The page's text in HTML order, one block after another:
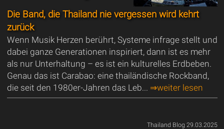
Die Band, die Thailand nie vergessen wird kehrt
zurück
Wenn Musik Herzen berührt, Systeme infrage stellt und
dabei ganze Generationen inspiriert, dann ist es mehr
als nur Unterhaltung – es ist ein kulturelles Erdbeben.
Genau das ist Carabao: eine thailändische Rockband,
die seit den 1980er-Jahren das Leb... ⇒weiter lesen
Thailand Blog 29.03.2025